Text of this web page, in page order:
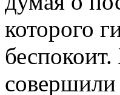
которого
совершили